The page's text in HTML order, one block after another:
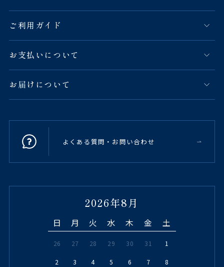
ご利用ガイド
お支払いについて
お届けについて
よくある質問・お問い合わせ
2026年8月
日 月 火 水 木 金 土
26 27 28 29 30 31 1
2 3 4 5 6 7 8